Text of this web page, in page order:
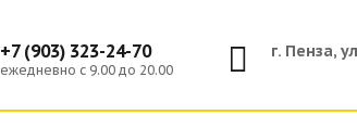
+7 (903) 323-24-70
ежедневно с 9.00 до 20.00
г. Пенза,